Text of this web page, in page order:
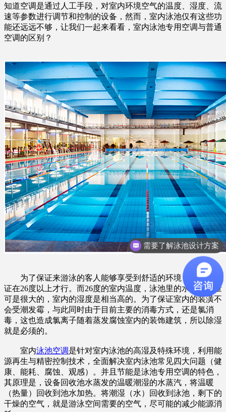
知道空调是通过人工手段，对室内环境空气的温度、湿度、流
速等参数进行调节和控制的设备，然而，室内泳池仅有这些功
能还远远不够，让我们一起来看看，室内泳池专用空调与普通
空调的区别？
为了保证来游泳的客人能够享受到舒适的环境，温度要保
证在26度以上才行。而26度的室内温度，泳池里的水的蒸发量
可是很大的，室内的湿度是相当高的。为了保证室内的装潢不
会受潮发霉，与此同时由于目前主要的消毒方式，还是氯消
毒，这也造成氯离子随着蒸发腐蚀室内的装饰建筑，所以除湿
就是必须的。
室内泳池空调是针对室内泳池的高湿及特殊环境，利用能
源再生与精密控制技术，全面解决室内泳池常见四大问题（健
康、能耗、腐蚀、观感）。并且节能是泳池专用空调的特色，
其原理是，设备回收池水蒸发的温暖潮湿的水蒸汽，将温暖
（热量）回收到池水加热。将潮湿（水）回收到泳池，剩下的
干燥的空气，就是游泳空间需要的空气，尽可能的减少能源消
需要了解泳池设计方案